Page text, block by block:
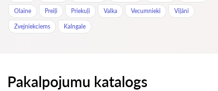
Olaine Preiļi Priekuļi Valka Vecumnieki Viļāni
Zvejniekciems Kalngale
Pakalpojumu katalogs